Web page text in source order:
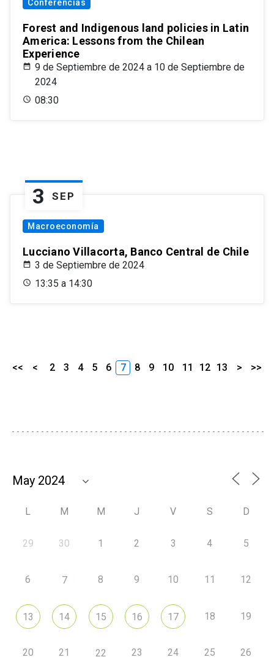
Conferencias
Forest and Indigenous land policies in Latin
America: Lessons from the Chilean
Experience
9 de Septiembre de 2024 a 10 de Septiembre de
2024
08:30
3 SEP
Macroeconomía
Lucciano Villacorta, Banco Central de Chile
3 de Septiembre de 2024
13:35 a 14:30
<< < 2 3 4 5 6 7 8 9 10 11 12 13 > >>
L M M J V S D
29 30 1 2 3 4 5
6 7 8 9 10 11 12
13 14 15 16 17 18 19
20 21 22 23 24 25 26